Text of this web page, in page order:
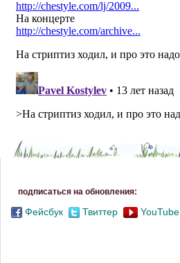
подписаться на обновления:
Фейсбук Твиттер YouTube